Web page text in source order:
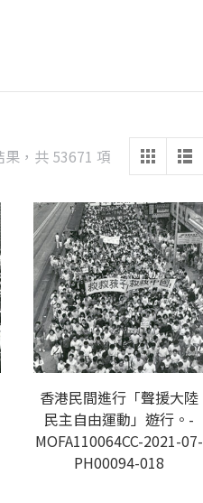
，共 53671 項 Sorted
latest
香港民間進行「聲援大陸
民主自由運動」遊行。-
MOFA110064CC-2021-07-
PH00094-018